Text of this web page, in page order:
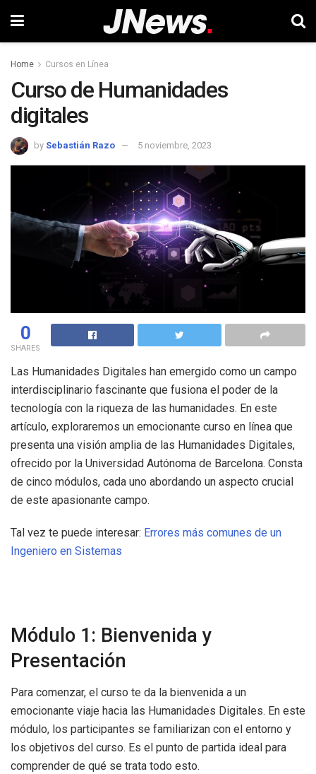
Home Cursos en Línea
Curso de Humanidades
digitales
by Sebastián Razo 5 noviembre, 2023
0
SHARES
Las Humanidades Digitales han emergido como un campo
interdisciplinario fascinante que fusiona el poder de la
tecnología con la riqueza de las humanidades. En este
artículo, exploraremos un emocionante curso en línea que
presenta una visión amplia de las Humanidades Digitales,
ofrecido por la Universidad Autónoma de Barcelona. Consta
de cinco módulos, cada uno abordando un aspecto crucial
de este apasionante campo.
Tal vez te puede interesar: Errores más comunes de un
Ingeniero en Sistemas
Módulo 1: Bienvenida y
Presentación
Para comenzar, el curso te da la bienvenida a un
emocionante viaje hacia las Humanidades Digitales. En este
módulo, los participantes se familiarizan con el entorno y
los objetivos del curso. Es el punto de partida ideal para
comprender de qué se trata todo esto.